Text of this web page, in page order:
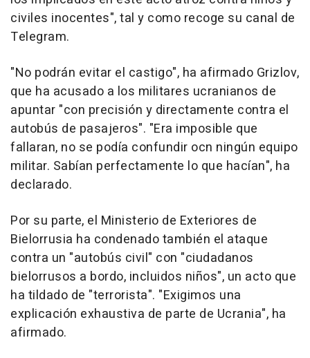
civiles inocentes", tal y como recoge su canal de
Telegram.
"No podrán evitar el castigo", ha afirmado Grizlov,
que ha acusado a los militares ucranianos de
apuntar "con precisión y directamente contra el
autobús de pasajeros". "Era imposible que
fallaran, no se podía confundir ocn ningún equipo
militar. Sabían perfectamente lo que hacían", ha
declarado.
Por su parte, el Ministerio de Exteriores de
Bielorrusia ha condenado también el ataque
contra un "autobús civil" con "ciudadanos
bielorrusos a bordo, incluidos niños", un acto que
ha tildado de "terrorista". "Exigimos una
explicación exhaustiva de parte de Ucrania", ha
afirmado.